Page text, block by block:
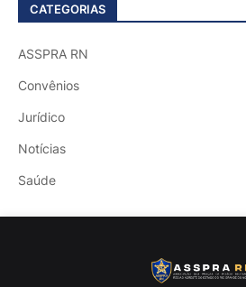
CATEGORIAS
ASSPRA RN
Convênios
Jurídico
Notícias
Saúde